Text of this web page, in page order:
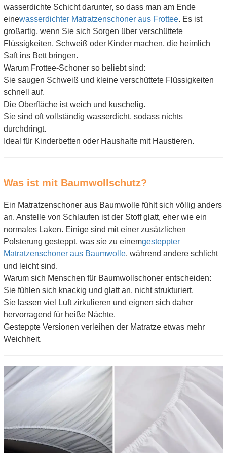
wasserdichte Schicht darunter, so dass man am Ende
einewasserdichter Matratzenschoner aus Frottee. Es ist
großartig, wenn Sie sich Sorgen über verschüttete
Flüssigkeiten, Schweiß oder Kinder machen, die heimlich
Saft ins Bett bringen.
Warum Frottee-Schoner so beliebt sind:
Sie saugen Schweiß und kleine verschüttete Flüssigkeiten
schnell auf.
Die Oberfläche ist weich und kuschelig.
Sie sind oft vollständig wasserdicht, sodass nichts
durchdringt.
Ideal für Kinderbetten oder Haushalte mit Haustieren.
Was ist mit Baumwollschutz?
Ein Matratzenschoner aus Baumwolle fühlt sich völlig anders
an. Anstelle von Schlaufen ist der Stoff glatt, eher wie ein
normales Laken. Einige sind mit einer zusätzlichen
Polsterung gesteppt, was sie zu einemgesteppter
Matratzenschoner aus Baumwolle, während andere schlicht
und leicht sind.
Warum sich Menschen für Baumwollschoner entscheiden:
Sie fühlen sich knackig und glatt an, nicht strukturiert.
Sie lassen viel Luft zirkulieren und eignen sich daher
hervorragend für heiße Nächte.
Gesteppte Versionen verleihen der Matratze etwas mehr
Weichheit.